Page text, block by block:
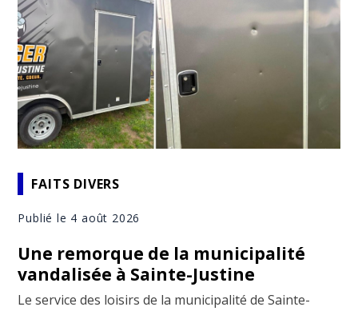
FAITS DIVERS
Publié le 4 août 2026
Une remorque de la municipalité
vandalisée à Sainte-Justine
Le service des loisirs de la municipalité de Sainte-